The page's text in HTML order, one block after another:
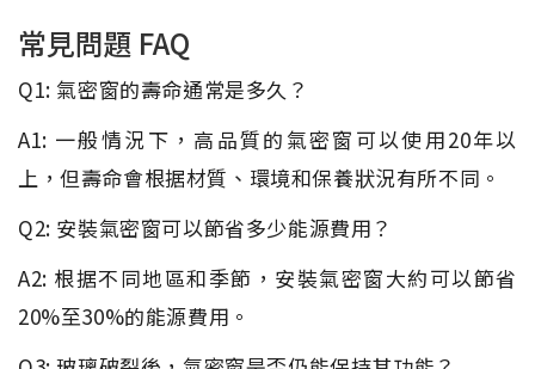
常見問題 FAQ
Q1: 氣密窗的壽命通常是多久？
A1: 一般情況下，高品質的氣密窗可以使用20年以
上，但壽命會根据材質、環境和保養狀況有所不同。
Q2: 安裝氣密窗可以節省多少能源費用？
A2: 根据不同地區和季節，安裝氣密窗大約可以節省
20%至30%的能源費用。